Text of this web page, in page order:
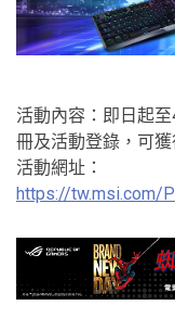
活動內容：即日起
冊及活動登錄，可獲
活動網址：
https://tw.msi.com/